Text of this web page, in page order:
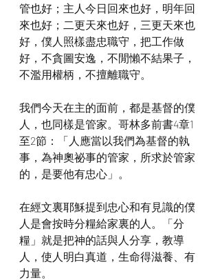
管也好；主人今日回來也好，明年回
來也好；二更天來也好，三更天來也
好，僕人照樣盡忠職守，把工作做
好，不貪圖安逸，不閒懶不結果子，
不濫用權柄，不擅離職守。
我們今天在主的面前，都是基督的僕
人，也同樣是管家。哥林多前書4章1
至2節：「人應當以我們為基督的執
事，為神奧祕事的管家，所求於管家
的，是要他有忠心」。
在經文裏耶穌提到忠心和有見識的僕
人是會按時分糧給家裏的人。「分
糧」就是把神的話與人分享，教導
人，使人明白真道，生命得滋養、有
力量。